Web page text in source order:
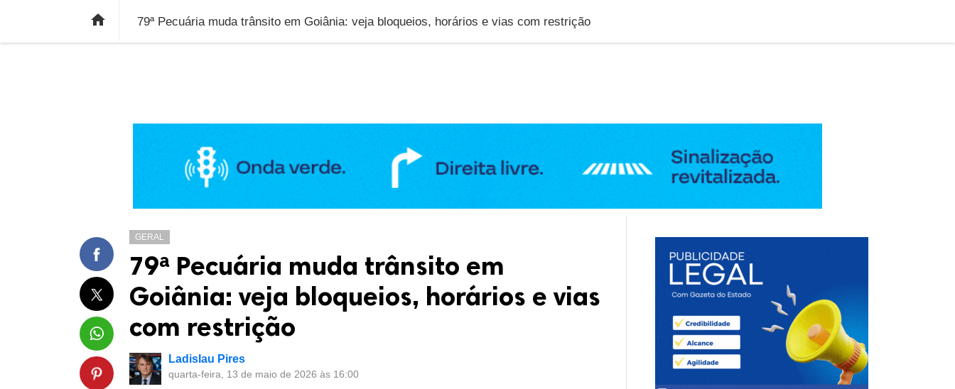

79ª Pecuária muda trânsito em Goiânia: veja bloqueios, horários e vias com restrição
GERAL
79ª Pecuária muda trânsito em
Goiânia: veja bloqueios, horários e vias
com restrição
Ladislau Pires
quarta-feira, 13 de maio de 2026 às 16:00